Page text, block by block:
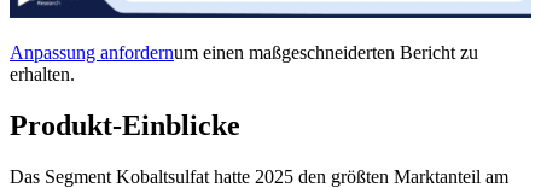
Anpassung anfordernum einen maßgeschneiderten Bericht zu
erhalten.
Produkt-Einblicke
Das Segment Kobaltsulfat hatte 2025 den größten Marktanteil am